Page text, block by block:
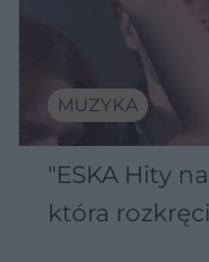
MUZYKA
"ESKA Hity
która